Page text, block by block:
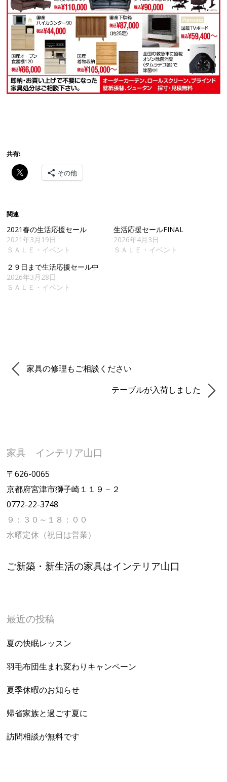
共有:
その他
関連
2021春の生活応援セール
2021年3月19日
ＳＡＬＥ・イベント
生活応援セールFINAL
2026年4月3日
ＳＡＬＥ・イベント
２９日まで生活応援セール中
2026年3月28日
ＳＡＬＥ・イベント
家具の修理もご相談ください
テーブルが入荷しました
家具 インテリア山口
〒626-0065
京都府宮津市獅子崎１１９－２
0772-22-3748
９：３０～１８：００
水曜定休（祝日は営業）
ご新築・新生活の家具はインテリア山口
最近の投稿
夏の快眠レッスン
羽毛布団生まれ変わりキャンペーン
夏季休暇のお知らせ
帰省家族と過ごす夏に
訪問相談が無料です